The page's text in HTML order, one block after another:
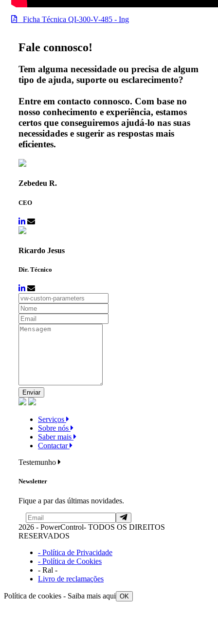
Ficha Técnica QI-300-V-485 - Ing
Fale connosco!
Tem alguma necessidade ou precisa de algum
tipo de ajuda, suporte ou esclarecimento?
Entre em contacto connosco. Com base no
nosso conhecimento e experiência, estamos
certos que conseguiremos ajudá-lo nas suas
necessidades e sugerir as respostas mais
eficientes.
Zebedeu R.
CEO
Ricardo Jesus
Dir. Técnico
Enviar
Serviços
Sobre nós
Saber mais
Contactar
Testemunho
Newsletter
Fique a par das últimas novidades.
2026 - PowerControl- TODOS OS DIREITOS
RESERVADOS
- Política de Privacidade
- Política de Cookies
- Ral -
Livro de reclamações
Política de cookies - Saiba mais aqui OK